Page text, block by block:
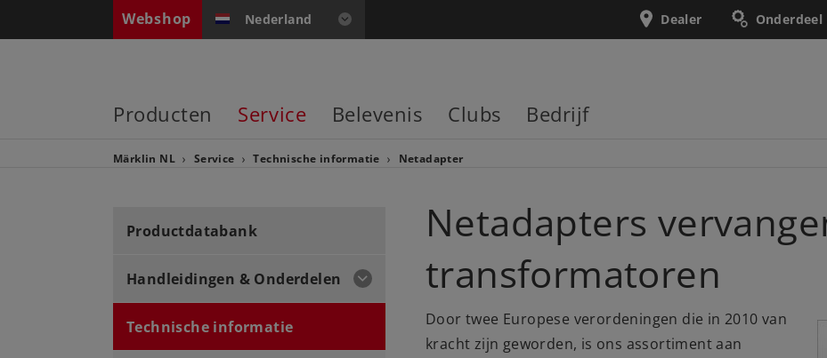
Webshop Nederland Onderdeel
Dealer
Producten Service Belevenis Clubs Bedrijf
Märklin NL Service Technische informatie Netadapter
Productdatabank
Handleidingen & Onderdelen
Technische informatie
Netadapters
transformatoren
Door twee Europese verordeningen die in 2010 van
kracht zijn geworden, is ons assortiment aan